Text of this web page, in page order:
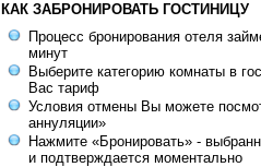
КАК ЗАБРОНИРОВАТЬ ГОСТИНИЦУ
Процесс бронирования отеля
минут
Выберите категорию комнаты в
Вас тариф
Условия отмены Вы можете
аннуляции»
Нажмите «Бронировать» -
и подтверждается моментально